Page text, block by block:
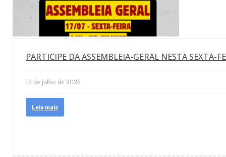
PARTICIPE DA ASSEMBLEIA-GERAL NESTA SEXTA-
16 de julho de 2026
Leia mais